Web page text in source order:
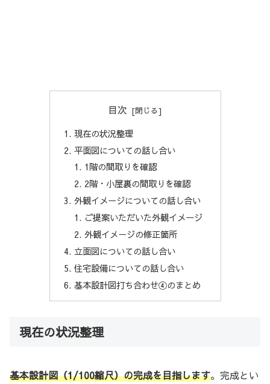
目次
現在の状況整理
平面図についての話し合い
1階の間取りを確認
2階・小屋裏の間取りを確認
外観イメージについての話し合い
ご提案いただいた外観イメージ
外観イメージの修正箇所
立面図についての話し合い
住宅設備についての話し合い
基本設計図打ち合わせ④のまとめ
現在の状況整理
基本設計図（1/100縮尺）の完成を目指します。完成とい